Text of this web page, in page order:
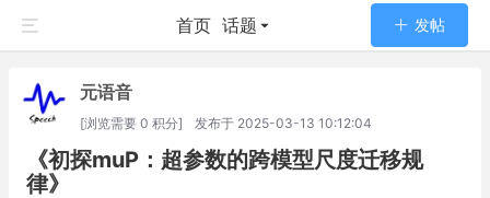
首页 话题 发帖
元语音
[浏览需要 0 积分] 发布于 2025-03-13 10:12:04
《初探muP：超参数的跨模型尺度迁移规
律》